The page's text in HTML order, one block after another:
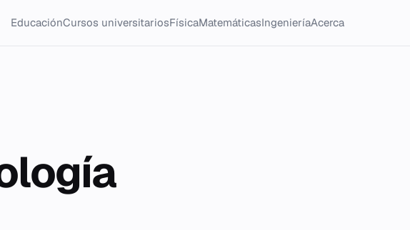
EducaciónCursos universitariosFísicaMatemáticasIngenieríaAcerca